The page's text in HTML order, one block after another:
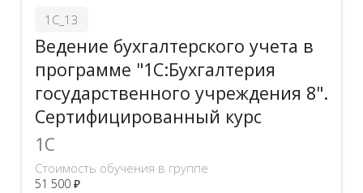
1С_13
Ведение бухгалтерского учета в
программе "1С:Бухгалтерия
государственного учреждения 8".
Сертифицированный курс
1C
Стоимость обучения в группе
51 500 ₽